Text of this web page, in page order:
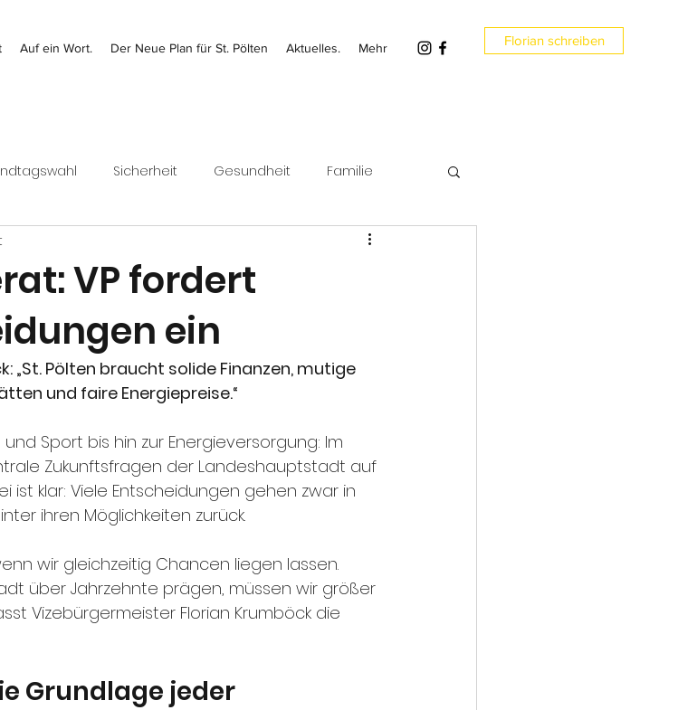
Auf ein Wort. Der Neue Plan für St. Pölten Aktuelles. Mehr Florian schreiben
Sicherheit Gesundheit Familie
Umwelt
VP fordert
ein
„St. Pölten braucht solide Finanzen, mutige
und faire Energiepreise.“
Sport bis hin zur Energieversorgung: Im
Zukunftsfragen der Landeshauptstadt auf
ist klar: Viele Entscheidungen gehen zwar in
ihren Möglichkeiten zurück.
wir gleichzeitig Chancen liegen lassen.
über Jahrzehnte prägen, müssen wir größer
Vizebürgermeister Florian Krumböck die
Grundlage jeder